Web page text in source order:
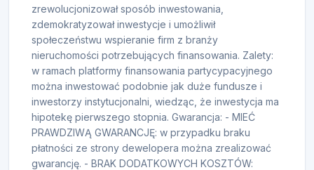
zrewolucjonizował sposób inwestowania,
zdemokratyzował inwestycje i umożliwił
społeczeństwu wspieranie firm z branży
nieruchomości potrzebujących finansowania. Zalety:
w ramach platformy finansowania partycypacyjnego
można inwestować podobnie jak duże fundusze i
inwestorzy instytucjonalni, wiedząc, że inwestycja ma
hipotekę pierwszego stopnia. Gwarancja: - MIEĆ
PRAWDZIWĄ GWARANCJĘ: w przypadku braku
płatności ze strony dewelopera można zrealizować
gwarancję. - BRAK DODATKOWYCH KOSZTÓW: